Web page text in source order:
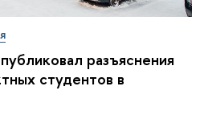
разъяснения
студентов в